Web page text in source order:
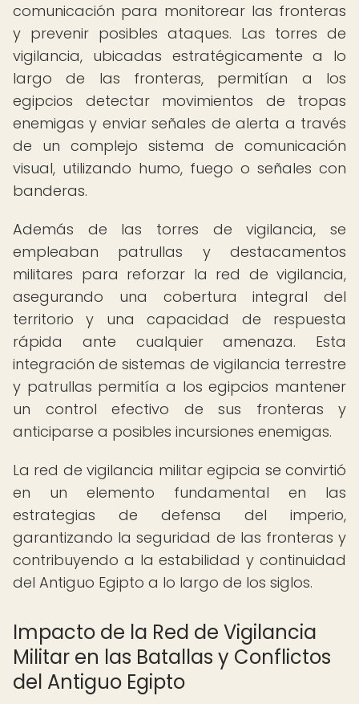
comunicación para monitorear las fronteras
y prevenir posibles ataques. Las torres de
vigilancia, ubicadas estratégicamente a lo
largo de las fronteras, permitían a los
egipcios detectar movimientos de tropas
enemigas y enviar señales de alerta a través
de un complejo sistema de comunicación
visual, utilizando humo, fuego o señales con
banderas.
Además de las torres de vigilancia, se
empleaban patrullas y destacamentos
militares para reforzar la red de vigilancia,
asegurando una cobertura integral del
territorio y una capacidad de respuesta
rápida ante cualquier amenaza. Esta
integración de sistemas de vigilancia terrestre
y patrullas permitía a los egipcios mantener
un control efectivo de sus fronteras y
anticiparse a posibles incursiones enemigas.
La red de vigilancia militar egipcia se convirtió
en un elemento fundamental en las
estrategias de defensa del imperio,
garantizando la seguridad de las fronteras y
contribuyendo a la estabilidad y continuidad
del Antiguo Egipto a lo largo de los siglos.
Impacto de la Red de Vigilancia
Militar en las Batallas y Conflictos
del Antiguo Egipto